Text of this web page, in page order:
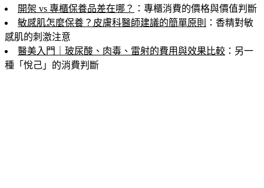
開架 vs 專櫃保養品差在哪？ ：專櫃消費的價格與價值判斷
敏感肌怎麼保養？皮膚科醫師建議的簡單原則
：香精對敏
感肌的刺激注意
醫美入門｜玻尿酸、肉毒、雷射的費用與效果比較 ：另一
種「悅己」的消費判斷